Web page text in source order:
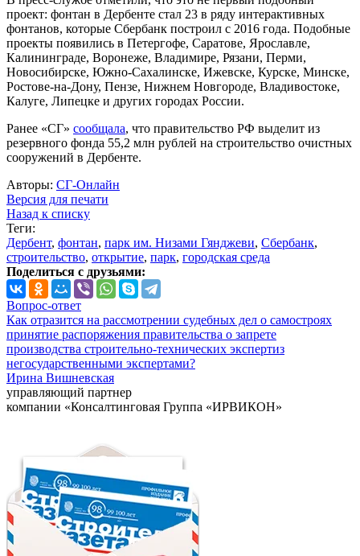
проект: фонтан в Дербенте стал 23 в ряду интерактивных
фонтанов, которые Сбербанк построил с 2016 года. Подобные
проекты появились в Петергофе, Саратове, Ярославле,
Калининграде, Воронеже, Владимире, Рязани, Перми,
Новосибирске, Южно-Сахалинске, Ижевске, Курске, Минске,
Ростове-на-Дону, Пензе, Нижнем Новгороде, Владивостоке,
Калуге, Липецке и других городах России.
Ранее «СГ» сообщала, что правительство РФ выделит из
резервного фонда 55,2 млн рублей на строительство очистных
сооружений в Дербенте.
Авторы: СГ-Онлайн
Версия для печати
Назад к списку
Теги:
Дербент, фонтан, парк им. Низами Гянджеви, Сбербанк,
строительство, открытие, парк, городская среда
Поделиться с друзьями:
Вопрос-ответ
Как отразится на рассмотрении судебных дел о самостроях
принятие распоряжения правительства о запрете
производства строительно-технических экспертиз
негосударственными экспертами?
Ирина Вишневская
управляющий партнер
компании «Консалтинговая Группа «ИРВИКОН»